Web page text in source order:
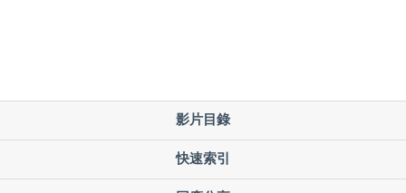
影片目錄
快速索引